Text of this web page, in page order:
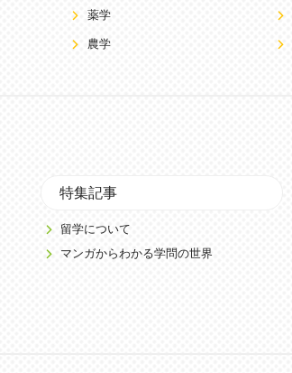
薬学
農学
特集記事
留学について
マンガからわかる学問の世界